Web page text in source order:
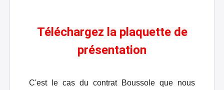
Téléchargez la plaquette de
présentation
C'est le cas du contrat Boussole que nous